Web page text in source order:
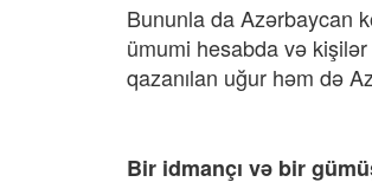
Bununla da Azərbaycan
ümumi hesabda və
qazanılan uğur həm də
Bir idmançı və bir